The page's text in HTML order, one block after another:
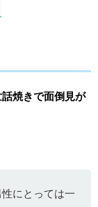
話焼きで面倒見が
にとっては一